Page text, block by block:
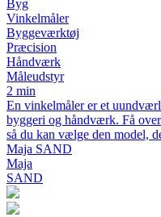
Byg
Vinkelmåler
Byggeværktøj
Præcision
Håndværk
Måleudstyr
2 min
En vinkelmåler er et
byggeri og håndværk. Få
så du kan vælge den model,
Maja SAND
Maja
SAND